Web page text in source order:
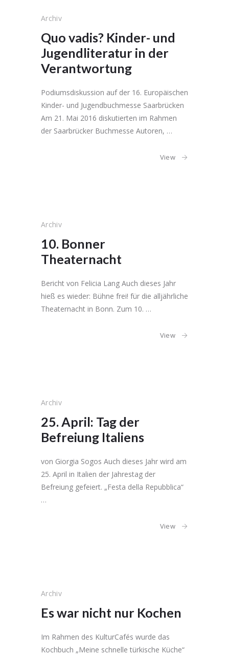
Archiv
Quo vadis? Kinder- und
Jugendliteratur in der
Verantwortung
Podiumsdiskussion auf der 16. Europäischen
Kinder- und Jugendbuchmesse Saarbrücken
Am 21. Mai 2016 diskutierten im Rahmen
der Saarbrücker Buchmesse Autoren, …
View
Archiv
10. Bonner
Theaternacht
Bericht von Felicia Lang Auch dieses Jahr
hieß es wieder: Bühne frei! für die alljährliche
Theaternacht in Bonn. Zum 10. …
View
Archiv
25. April: Tag der
Befreiung Italiens
von Giorgia Sogos Auch dieses Jahr wird am
25. April in Italien der Jahrestag der
Befreiung gefeiert. „Festa della Repubblica“
…
View
Archiv
Es war nicht nur Kochen
Im Rahmen des KulturCafés wurde das
Kochbuch „Meine schnelle türkische Küche“